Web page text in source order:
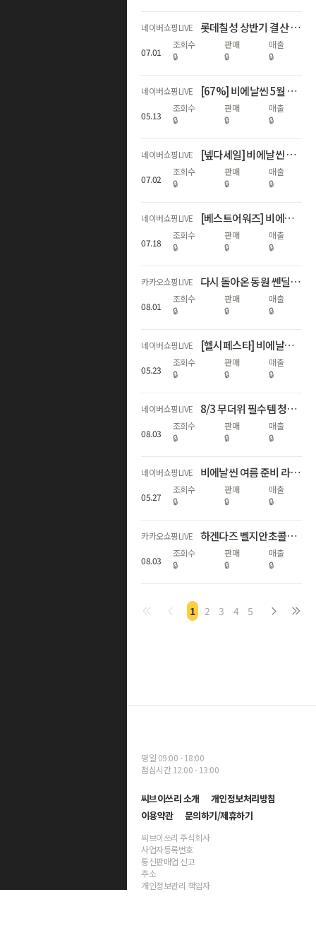
네이버쇼핑LIVE 롯데칠성 상반기 결산 라이브 1부
07.01
조회수
🔒
판매
🔒
매출
🔒
네이버쇼핑LIVE [67%] 비에날씬 5월 가정의 달 기념 라이브! 🎉💚
05.13
조회수
🔒
판매
🔒
매출
🔒
네이버쇼핑LIVE [넾다세일] 비에날씬 역대급 혜택 모음 (67%+선착순 상품 증정)
07.02
조회수
🔒
판매
🔒
매출
🔒
네이버쇼핑LIVE [베스트어워즈] 비에날씬 상반기 베스트 어워즈 라이브 (67%) 💚
07.18
조회수
🔒
판매
🔒
매출
🔒
카카오쇼핑LIVE 다시 돌아온 동원 쎈딜라이브 순우유빵 핫도그 최초 공개
08.01
조회수
🔒
판매
🔒
매출
🔒
네이버쇼핑LIVE [헬시페스타] 비에날씬 67% 할인 라이브 💚
05.23
조회수
🔒
판매
🔒
매출
🔒
네이버쇼핑LIVE 8/3 무더위 필수템 청량 인기음료 특집! 1탄
08.03
조회수
🔒
판매
🔒
매출
🔒
네이버쇼핑LIVE 비에날씬 여름 준비 라이브 특가 (~67%+비에날씬 1개월 증정) 💙
05.27
조회수
🔒
판매
🔒
매출
🔒
카카오쇼핑LIVE 하겐다즈 벨지안초콜릿 선론칭 프리미엄 레시피 완성
08.03
조회수
🔒
판매
🔒
매출
🔒
1 2 3 4 5
평일 09:00 - 18:00
점심시간 12:00 - 13:00
씨브이쓰리 소개
개인정보처리방침
이용약관
문의하기/제휴하기
씨브이쓰리 주식회사
사업자등록번호
통신판매업 신고
주소
개인정보관리 책임자